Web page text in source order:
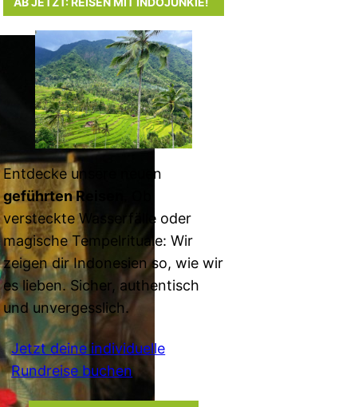
Entdecke unsere neuen
geführten Reisen
versteckte Wasserfälle oder
magische Tempelrituale: Wir
zeigen dir Indonesien so, wie wir
es lieben. Sicher, authentisch
und unvergesslich.
Jetzt deine individuelle
Rundreise buchen